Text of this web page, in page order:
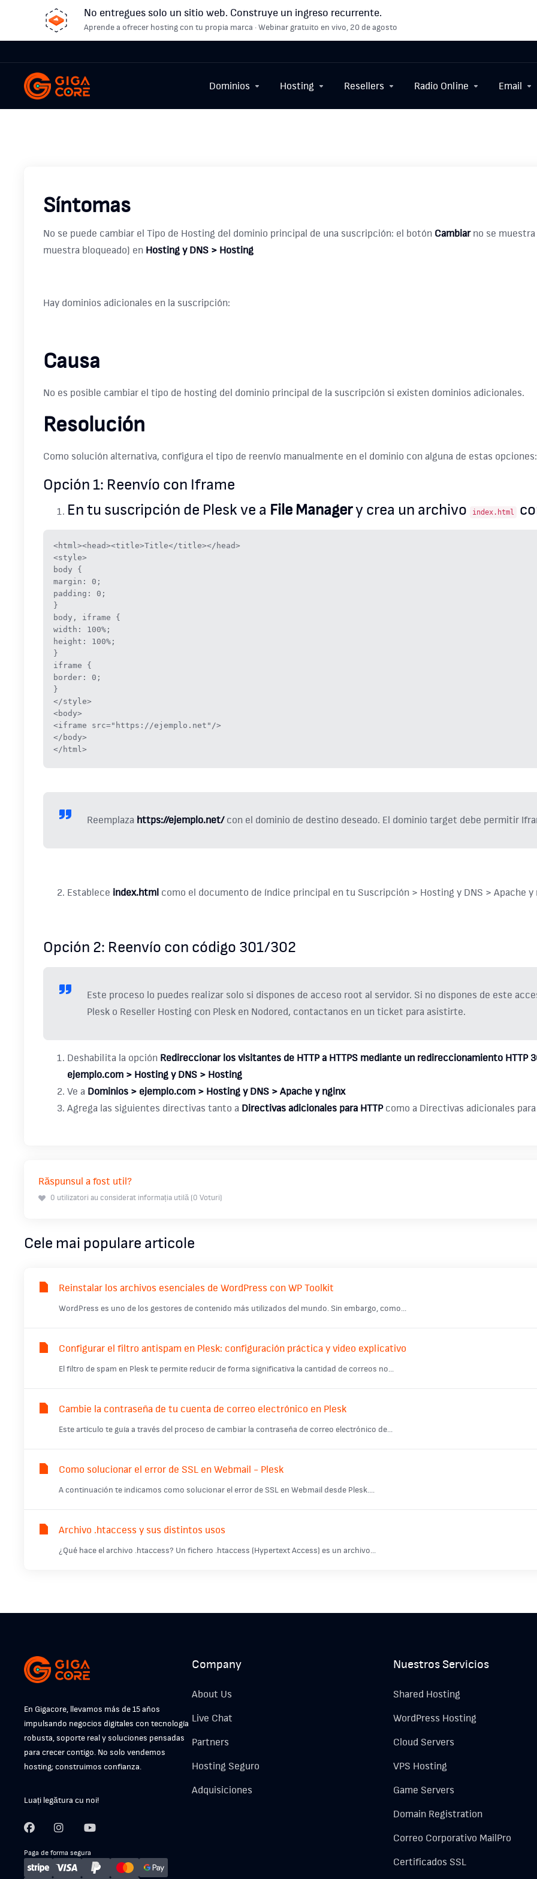
No entregues solo un sitio web. Construye un ingreso recurrente.
Aprende a ofrecer hosting con tu propia marca · Webinar gratuito en vivo, 20 de agosto
Dominios Hosting Resellers Radio Online Email
Síntomas
No se puede cambiar el Tipo de Hosting del dominio principal de una suscripción: el botón Cambiarno se
muestra bloqueado) en Hosting y DNS > Hosting
Hay dominios adicionales en la suscripción:
Causa
No es posible cambiar el tipo de hosting del dominio principal de la suscripción si existen dominios adicionales.
Resolución
Como solución alternativa, configura el tipo de reenvío manualmente en el dominio con alguna de estas opciones:
Opción 1: Reenvío con Iframe
En tu suscripción de Plesk ve a File Managery crea un archivo index.html
<html><head><title>Title</title></head>
<style>
body {
margin: 0;
padding: 0;
}
body, iframe {
width: 100%;
height: 100%;
}
iframe {
border: 0;
}
</style>
<body>
<iframe src="https://ejemplo.net"/>
</body>
</html>
Reemplaza https://ejemplo.net/con el dominio de destino deseado. El dominio target debe permitir
Establece index.html como el documento de índice principal en tu Suscripción > Hosting y DNS > Apache
Opción 2: Reenvío con código 301/302
Este proceso lo puedes realizar solo si dispones de acceso root al servidor. Si no dispones de este
Plesk o Reseller Hosting con Plesk en Nodored, contactanos en un ticket para asistirte.
Deshabilita la opción Redireccionar los visitantes de HTTP a HTTPS mediante un redireccionamiento HTTP
ejemplo.com > Hosting y DNS > Hosting
Ve a Dominios > ejemplo.com > Hosting y DNS > Apache y nginx
Agrega las siguientes directivas tanto a Directivas adicionales para HTTPcomo a Directivas adicionales para
Răspunsul a fost util?
0 utilizatori au considerat informația utilă (0 Voturi)
Cele mai populare articole
Reinstalar los archivos esenciales de WordPress con WP Toolkit
WordPress es uno de los gestores de contenido más utilizados del mundo. Sin embargo, como...
Configurar el filtro antispam en Plesk: configuración práctica y video explicativo
El filtro de spam en Plesk te permite reducir de forma significativa la cantidad de correos no...
Cambie la contraseña de tu cuenta de correo electrónico en Plesk
Este artículo te guía a través del proceso de cambiar la contraseña de correo electrónico de...
Como solucionar el error de SSL en Webmail - Plesk
A continuación te indicamos como solucionar el error de SSL en Webmail desde Plesk....
Archivo .htaccess y sus distintos usos
¿Qué hace el archivo .htaccess? Un fichero .htaccess (Hypertext Access) es un archivo...
En Gigacore, llevamos más de 15 años
impulsando negocios digitales con tecnología
robusta, soporte real y soluciones pensadas
para crecer contigo. No solo vendemos
hosting; construimos confianza.
Luați legătura cu noi!
Paga de forma segura
Company
About Us
Live Chat
Partners
Hosting Seguro
Adquisiciones
Nuestros Servicios
Shared Hosting
WordPress Hosting
Cloud Servers
VPS Hosting
Game Servers
Domain Registration
Correo Corporativo MailPro
Certificados SSL